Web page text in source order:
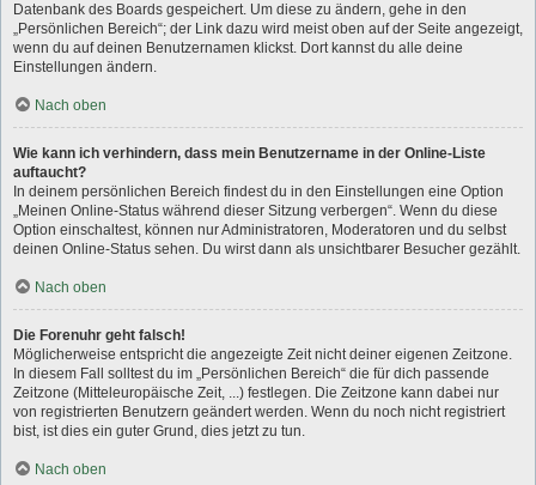
Datenbank des Boards gespeichert. Um diese zu ändern, gehe in den
„Persönlichen Bereich“; der Link dazu wird meist oben auf der Seite angezeigt,
wenn du auf deinen Benutzernamen klickst. Dort kannst du alle deine
Einstellungen ändern.
Nach oben
Wie kann ich verhindern, dass mein Benutzername in der Online-Liste
auftaucht?
In deinem persönlichen Bereich findest du in den Einstellungen eine Option
„Meinen Online-Status während dieser Sitzung verbergen“. Wenn du diese
Option einschaltest, können nur Administratoren, Moderatoren und du selbst
deinen Online-Status sehen. Du wirst dann als unsichtbarer Besucher gezählt.
Nach oben
Die Forenuhr geht falsch!
Möglicherweise entspricht die angezeigte Zeit nicht deiner eigenen Zeitzone.
In diesem Fall solltest du im „Persönlichen Bereich“ die für dich passende
Zeitzone (Mitteleuropäische Zeit, ...) festlegen. Die Zeitzone kann dabei nur
von registrierten Benutzern geändert werden. Wenn du noch nicht registriert
bist, ist dies ein guter Grund, dies jetzt zu tun.
Nach oben